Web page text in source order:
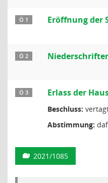
Ö 1 Eröffnung der
Ö 2
Ö 3 Erlass der
Beschluss:
Abstimmung:
2021/1085